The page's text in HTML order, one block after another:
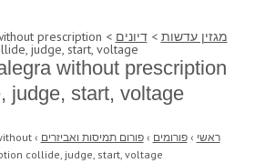
מגזין עדשות >דיונים prescription
judge, start, voltage.
without prescription
judge, start, voltage.
ראשי › פורומים › פורום תמיסות ואביזרים ›
collide, judge, start, voltage.